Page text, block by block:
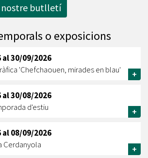
nostre butlletí
o exposicions
al30/09/2026
'Chefchaouen, mirades en blau'
+
al30/08/2026
d'estiu
+
al08/09/2026
Cerdanyola
+